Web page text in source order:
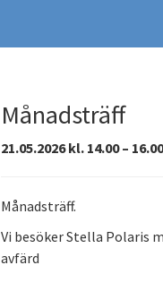
Månadsträff
21.05.2026 kl. 14.00 – 16.00
Månadsträff.
Vi besöker Stella Polaris
avfärd